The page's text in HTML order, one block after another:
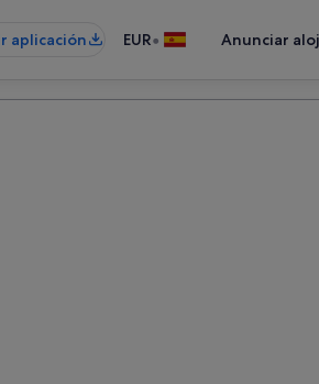
aplicación EUR• Anunciar